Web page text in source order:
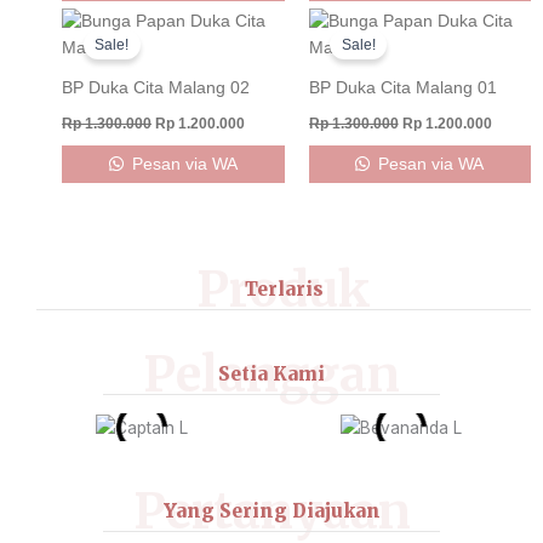
Sale!
BP Duka Cita Malang 02
Rp1.300.000
Original
Rp 1.200.000
Current
Pesan via WA
Sale!
BP Duka Cita Malang 01
Rp1.300.000
Original
Rp1.200.000
Current
Pesan via WA
Produk
Terlaris
Pelanggan
Setia Kami
Pertanyaan
Yang Sering Diajukan